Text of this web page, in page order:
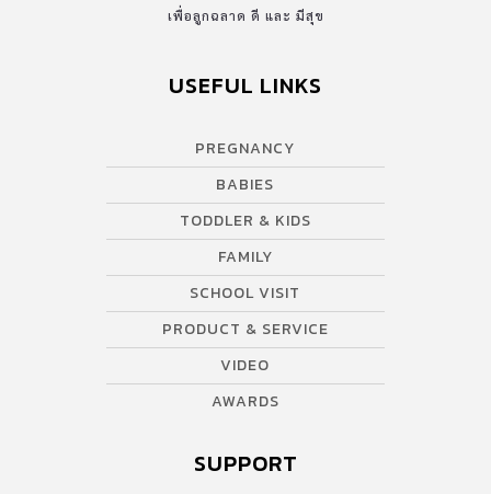
เพื่อลูกฉลาด ดี และ มีสุข
USEFUL LINKS
PREGNANCY
BABIES
TODDLER & KIDS
FAMILY
SCHOOL VISIT
PRODUCT & SERVICE
VIDEO
AWARDS
SUPPORT